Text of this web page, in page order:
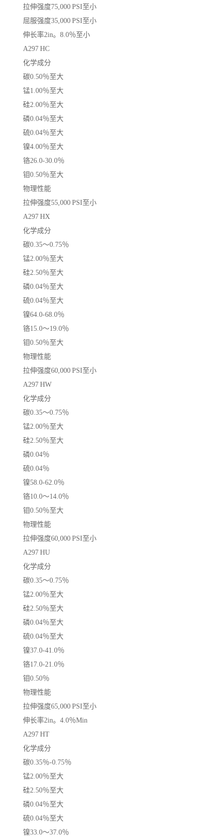
拉伸强度75,000 PSI至小
屈服强度35,000 PSI至小
伸长率2in。8.0％至小
A297 HC
化学成分
碳0.50％至大
锰1.00％至大
硅2.00％至大
磷0.04％至大
硫0.04％至大
镍4.00％至大
铬26.0-30.0％
钼0.50％至大
物理性能
拉伸强度55,000 PSI至小
A297 HX
化学成分
碳0.35〜0.75％
锰2.00％至大
硅2.50％至大
磷0.04％至大
硫0.04％至大
镍64.0-68.0％
铬15.0〜19.0％
钼0.50％至大
物理性能
拉伸强度60,000 PSI至小
A297 HW
化学成分
碳0.35〜0.75％
锰2.00％至大
硅2.50％至大
磷0.04％
硫0.04％
镍58.0-62.0％
铬10.0〜14.0％
钼0.50％至大
物理性能
拉伸强度60,000 PSI至小
A297 HU
化学成分
碳0.35〜0.75％
锰2.00％至大
硅2.50％至大
磷0.04％至大
硫0.04％至大
镍37.0-41.0％
铬17.0-21.0％
钼0.50％
物理性能
拉伸强度65,000 PSI至小
伸长率2in。4.0％Min
A297 HT
化学成分
碳0.35％-0.75％
锰2.00％至大
硅2.50％至大
磷0.04％至大
硫0.04％至大
镍33.0〜37.0％